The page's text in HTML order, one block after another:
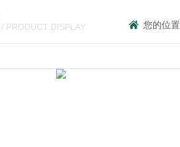
/ PRODUCT DISPLAY 您的位置